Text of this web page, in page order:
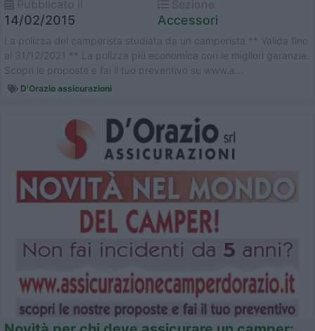
14/02/2015 Accessori
La polizza del camperista studiata da un camperista ** Valida fino
al 31/12/2021 ** La polizza più economica con le migliori garanzie.
Scopri le proposte e fai il tuo preventivo su www.a...
D'Orazio assicurazioni